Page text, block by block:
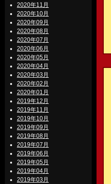
2020年11月
2020年10月
2020年09月
2020年08月
2020年07月
2020年06月
2020年05月
2020年04月
2020年03月
2020年02月
2020年01月
2019年12月
2019年11月
2019年10月
2019年09月
2019年08月
2019年07月
2019年06月
2019年05月
2019年04月
2019年03月